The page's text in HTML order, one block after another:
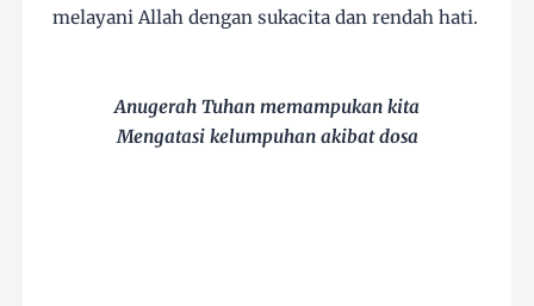
melayani Allah dengan sukacita dan rendah hati.
Anugerah Tuhan memampukan kita
Mengatasi kelumpuhan akibat dosa